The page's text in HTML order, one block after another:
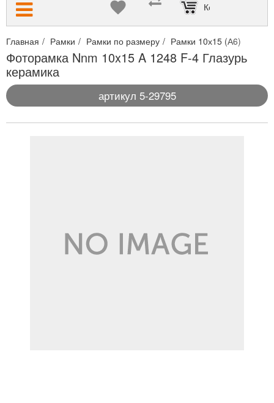
Корзина пуста
Главная Рамки Рамки по размеру Рамки 10х15 (А6)
Фоторамка Nnm 10x15 A 1248 F-4 Глазурь
керамика
артикул 5-29795